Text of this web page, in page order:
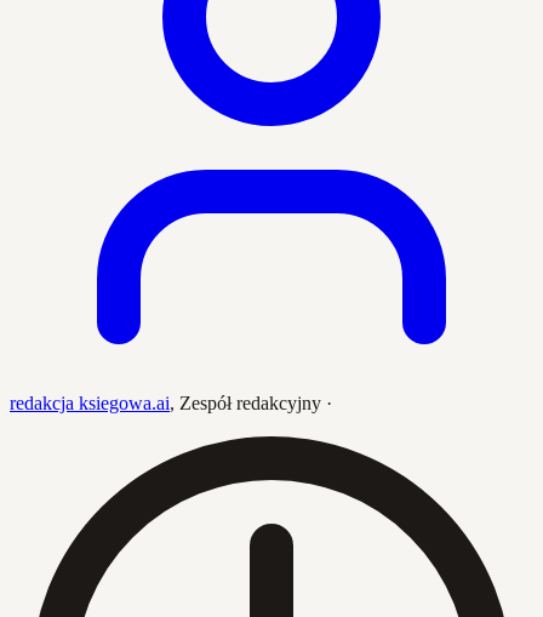
redakcja ksiegowa.ai, Zespół redakcyjny ·